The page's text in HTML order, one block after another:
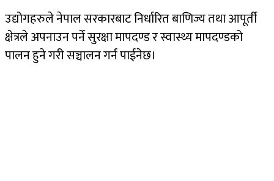
उद्योगहरुले नेपाल सरकारबाट निर्धारित बाणिज्य तथा आपूर्ती
क्षेत्रले अपनाउन पर्ने सुरक्षा मापदण्ड र स्वास्थ्य मापदण्डको
पालन हुने गरी सञ्चालन गर्न पाईनेछ।